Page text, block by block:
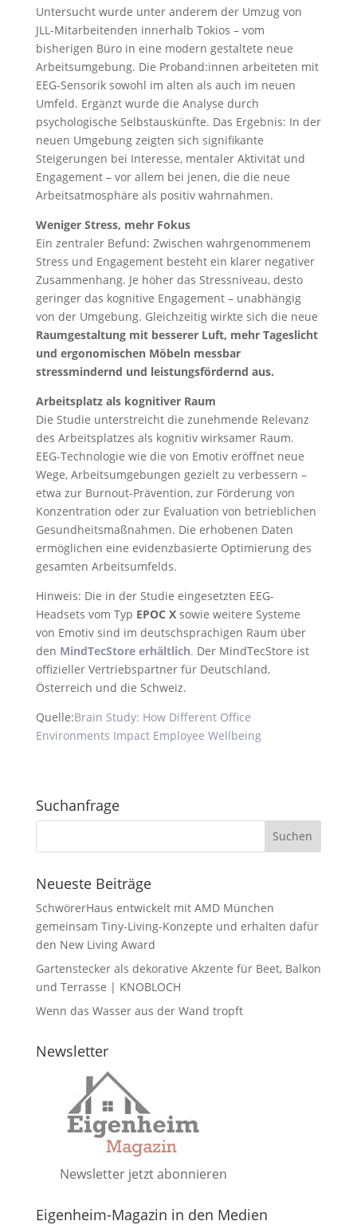
Untersucht wurde unter anderem der Umzug von
JLL-Mitarbeitenden innerhalb Tokios – vom
bisherigen Büro in eine modern gestaltete neue
Arbeitsumgebung. Die Proband:innen arbeiteten mit
EEG-Sensorik sowohl im alten als auch im neuen
Umfeld. Ergänzt wurde die Analyse durch
psychologische Selbstauskünfte. Das Ergebnis: In der
neuen Umgebung zeigten sich signifikante
Steigerungen bei Interesse, mentaler Aktivität und
Engagement – vor allem bei jenen, die die neue
Arbeitsatmosphäre als positiv wahrnahmen.
Weniger Stress, mehr Fokus
Ein zentraler Befund: Zwischen wahrgenommenem
Stress und Engagement besteht ein klarer negativer
Zusammenhang. Je höher das Stressniveau, desto
geringer das kognitive Engagement – unabhängig
von der Umgebung. Gleichzeitig wirkte sich die neue
Raumgestaltung mit besserer Luft, mehr Tageslicht
und ergonomischen Möbeln messbar
stressmindernd und leistungsfördernd aus.
Arbeitsplatz als kognitiver Raum
Die Studie unterstreicht die zunehmende Relevanz
des Arbeitsplatzes als kognitiv wirksamer Raum.
EEG-Technologie wie die von Emotiv eröffnet neue
Wege, Arbeitsumgebungen gezielt zu verbessern –
etwa zur Burnout-Prävention, zur Förderung von
Konzentration oder zur Evaluation von betrieblichen
Gesundheitsmaßnahmen. Die erhobenen Daten
ermöglichen eine evidenzbasierte Optimierung des
gesamten Arbeitsumfelds.
Hinweis: Die in der Studie eingesetzten EEG-
Headsets vom Typ EPOC Xsowie weitere Systeme
von Emotiv sind im deutschsprachigen Raum über
den MindTecStore erhältlich. Der MindTecStore ist
offizieller Vertriebspartner für Deutschland,
Österreich und die Schweiz.
Quelle:Brain Study: How Different Office
Environments Impact Employee Wellbeing
Suchanfrage
Neueste Beiträge
SchwörerHaus entwickelt mit AMD München
gemeinsam Tiny-Living-Konzepte und erhalten dafür
den New Living Award
Gartenstecker als dekorative Akzente für Beet, Balkon
und Terrasse | KNOBLOCH
Wenn das Wasser aus der Wand tropft
Newsletter
Newsletter jetzt abonnieren
Eigenheim-Magazin in den Medien